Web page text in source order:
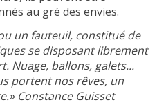
au gré des envies.
un fauteuil, constitué de
se disposant librement
Nuage, ballons, galets...
portent nos rêves, un
Constance Guisset